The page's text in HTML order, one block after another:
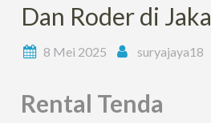
Dan Roder di
8 Mei 2025 suryajaya18
Rental Tenda